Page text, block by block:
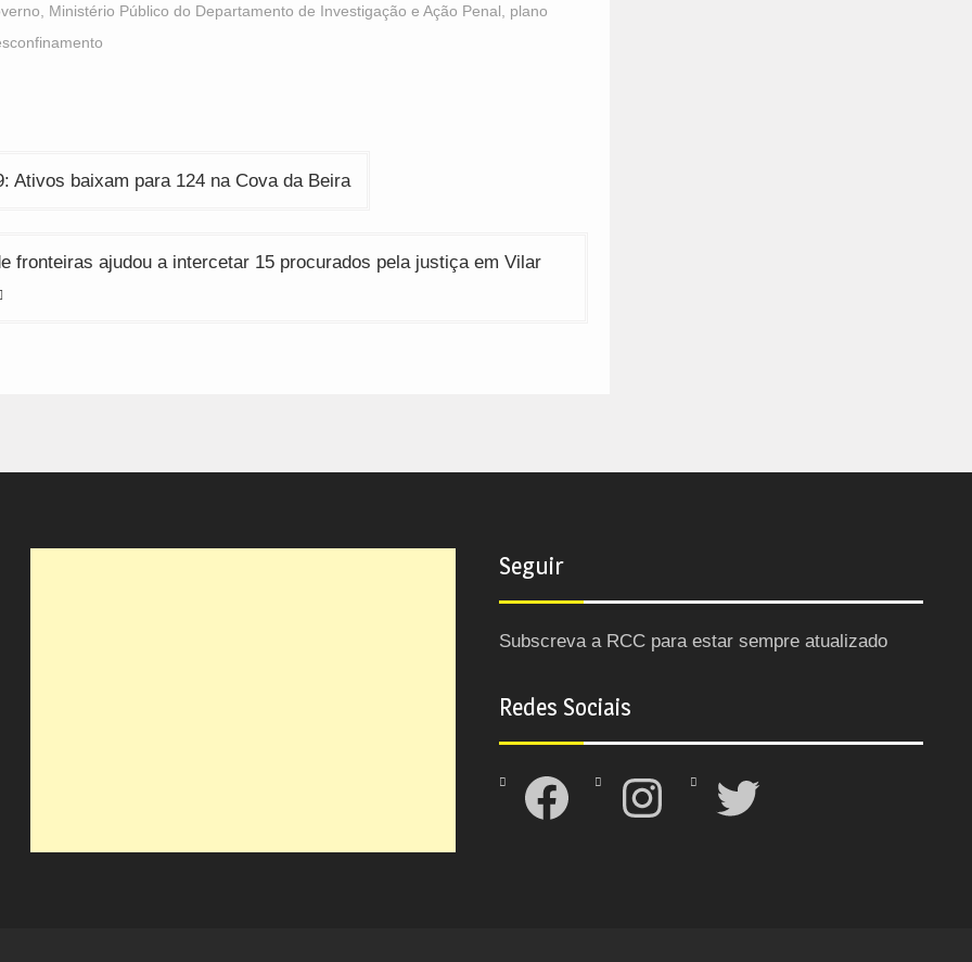
(Opens
in
new
window)
(Opens
new
window)
Ministério Público do Departamento de Investigação e Ação Penal
plano
Ativos baixam para 124 na Cova da Beira
fronteiras ajudou a intercetar 15 procurados pela justiça em Vilar
Seguir
Subscreva a RCC para estar sempre atualizado
Redes Sociais
Facebook Instagram Twitter